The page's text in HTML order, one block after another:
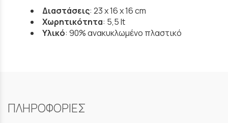
Διαστάσεις: 23 x 16 x 16 cm
Χωρητικότητα: 5,5 lt
Υλικό: 90% ανακυκλωμένο πλαστικό
ΠΛΗΡΟΦΟΡΙΕΣ